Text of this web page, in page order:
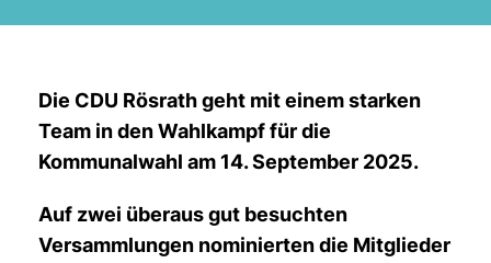
Die CDU Rösrath geht mit einem starken
Team in den Wahlkampf für die
Kommunalwahl am 14. September 2025.
Auf zwei überaus gut besuchten
Versammlungen nominierten die Mitglieder